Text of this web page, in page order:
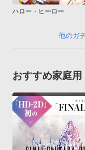
ハロー・ヒーロー
他のガ
おすすめ家庭用